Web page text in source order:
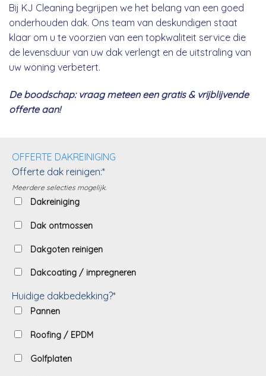
Bij KJ Cleaning begrijpen we het belang van een goed
onderhouden dak. Ons team van deskundigen staat
klaar om u te voorzien van een topkwaliteit service die
de levensduur van uw dak verlengt en de uitstraling van
uw woning verbetert.
De boodschap: vraag meteen een gratis & vrijblijvende
offerte aan!
OFFERTE DAKREINIGING
Offerte dak reinigen:*
Meerdere selecties mogelijk.
Dakreiniging
Dak ontmossen
Dakgoten reinigen
Dakcoating / impregneren
Huidige dakbedekking?*
Pannen
Roofing / EPDM
Golfplaten